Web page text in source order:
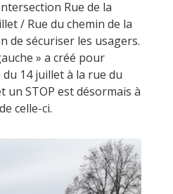
Rue de la
/ Rue du chemin de la
de sécuriser les usagers.
» a créé pour
14 juillet à la rue du
un STOP est désormais à
celle-ci.